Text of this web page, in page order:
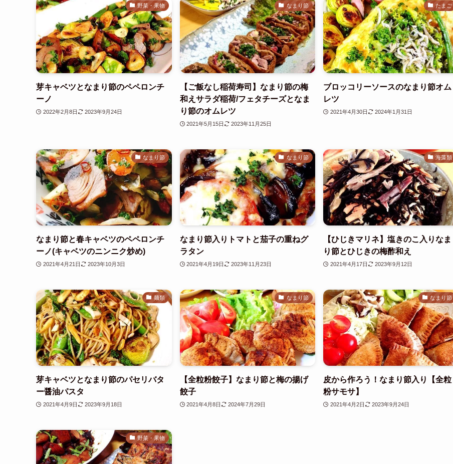
野菜・果物
芽キャベツとなまり節のペペロンチ
ーノ
2022年2月8日 2023年9月24日
なまり節
【ご飯なし稲荷寿司】なまり節の梅
和えサラダ稲荷/フェタチーズとなま
り節のオムレツ
2021年5月15日 2023年11月25日
たまご
ブロッコリーソースのなまり節オム
レツ
2021年4月30日 2024年1月31日
なまり節
なまり節と春キャベツのペペロンチ
ーノ(キャベツのニンニク炒め)
2021年4月21日 2023年10月3日
なまり節
なまり節入りトマトと茄子の重ねグ
ラタン
2021年4月19日 2023年11月23日
海藻類
【ひじきマリネ】塩きのこ入りなま
り節とひじきの梅酢和え
2021年4月17日 2023年9月12日
麺類
芽キャベツとなまり節のパセリバタ
ー醤油パスタ
2021年4月9日 2023年9月18日
なまり節
【全粒粉餃子】なまり節と梅の揚げ
餃子
2021年4月8日 2024年7月29日
なまり節
皮から作ろう！なまり節入り【全粒
粉サモサ】
2021年4月2日 2023年9月24日
野菜・果物